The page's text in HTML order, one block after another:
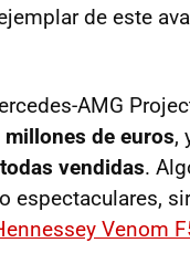
de este
AMG
millones de euros,
todas vendidas.
espectaculares,
Venom